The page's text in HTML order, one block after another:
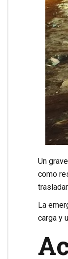
Un
como
La
carga y